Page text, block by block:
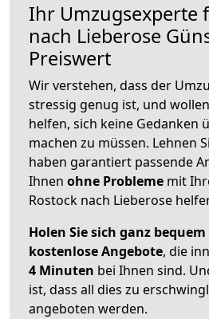
Ihr Umzugsexperte
nach Lieberose
Preiswert
Wir verstehen, dass der
stressig genug ist, und
helfen, sich keine Gedanken
machen zu müssen. Lehnen
haben garantiert passende
Ihnen ohne Probleme mit
Rostock nach Lieberose
Holen Sie sich ganz
kostenlose Angebote, die
4 Minuten bei Ihnen sind.
ist, dass all dies zu
angeboten werden.